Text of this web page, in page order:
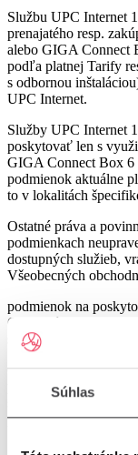
Súhlas
Službu UPC Internet
prenajatého resp.
alebo GIGA Connect
podľa platnej Tarify
s odbornou
UPC Internet.
Služby UPC Internet
poskytovať len s
GIGA Connect Box 6
podmienok aktuálne
to v lokalitách
Ostatné práva a
podmienkach
dostupných služieb,
Všeobecných
podmienok na
Osobitných
služieb a iných platieb.
Ceny v týchto
poplatky za
sú uvedené vrátane
predpisov.